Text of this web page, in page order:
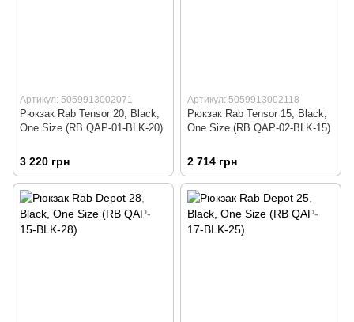
Артикул: 5059913002071
Рюкзак Rab Tensor 20, Black,
One Size (RB QAP-01-BLK-20)
3 220 грн
Артикул: 5059913002118
Рюкзак Rab Tensor 15, Black,
One Size (RB QAP-02-BLK-15)
2 714 грн